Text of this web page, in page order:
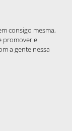
consigo mesma,
promover e
a gente nessa